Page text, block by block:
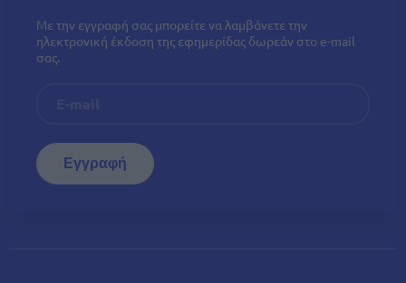
Με την εγγραφή σας μπορείτε να λαμβάνετε την
ηλεκτρονική έκδοση της εφημερίδας δωρεάν στο e-mail
σας.